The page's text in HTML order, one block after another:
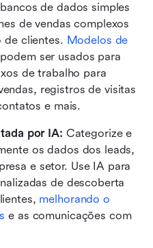
de dados simples
de vendas complexos
de clientes. Modelos de
podem ser usados para
de trabalho para
registros de visitas
e mais.
por IA: Categorize e
os dados dos leads,
e setor. Use IA para
de descoberta
melhorando o
e as comunicações com